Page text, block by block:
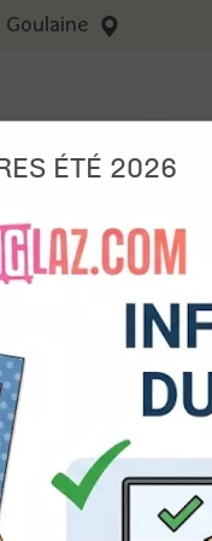
Goulaine
MACHINES
Sceau - Texture
Ils
et du
précises
Si vous
de la
ÉTÉ 2026